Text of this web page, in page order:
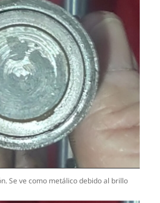
Se ve como metálico debido al brillo